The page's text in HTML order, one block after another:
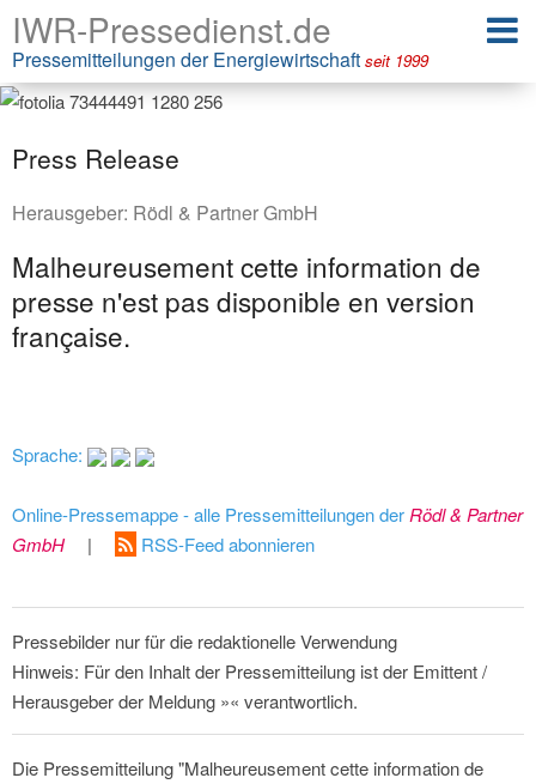
IWR-Pressedienst.de
Pressemitteilungen der Energiewirtschaft seit 1999
Press Release
Herausgeber: Rödl & Partner GmbH
Malheureusement cette information de
presse n'est pas disponible en version
française.
Sprache:
Online-Pressemappe - alle Pressemitteilungen der Rödl & Partner
GmbH
| RSS-Feed abonnieren
Pressebilder nur für die redaktionelle Verwendung
Hinweis: Für den Inhalt der Pressemitteilung ist der Emittent /
Herausgeber der Meldung »« verantwortlich.
Die Pressemitteilung "Malheureusement cette information de